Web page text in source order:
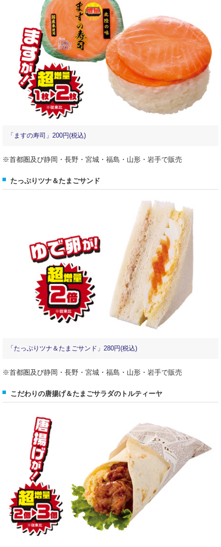
「ますの寿司」200円(税込)
※首都圏及び静岡・長野・宮城・福島・山形・岩手で販売
たっぷりツナ＆たまごサンド
「たっぷりツナ＆たまごサンド」280円(税込)
※首都圏及び静岡・長野・宮城・福島・山形・岩手で販売
こだわりの唐揚げ＆たまごサラダのトルティーヤ